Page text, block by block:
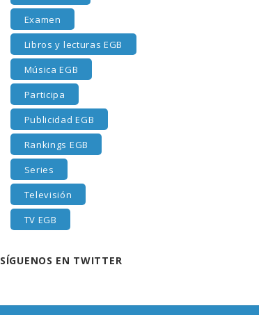
Examen
Libros y lecturas EGB
Música EGB
Participa
Publicidad EGB
Rankings EGB
Series
Televisión
TV EGB
SÍGUENOS EN TWITTER